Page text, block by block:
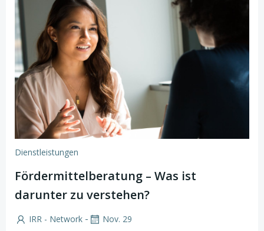
Dienstleistungen
Fördermittelberatung – Was ist
darunter zu verstehen?
IRR - Network - Nov. 29